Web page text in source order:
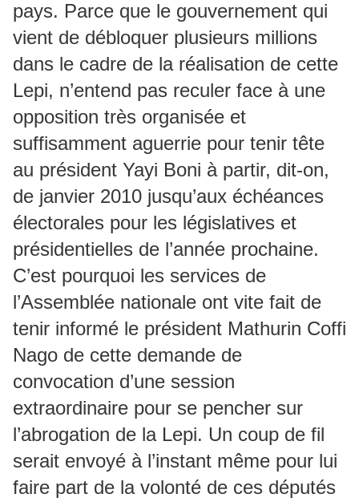
pays. Parce que le gouvernement qui
vient de débloquer plusieurs millions
dans le cadre de la réalisation de cette
Lepi, n’entend pas reculer face à une
opposition très organisée et
suffisamment aguerrie pour tenir tête
au président Yayi Boni à partir, dit-on,
de janvier 2010 jusqu’aux échéances
électorales pour les législatives et
présidentielles de l’année prochaine.
C’est pourquoi les services de
l’Assemblée nationale ont vite fait de
tenir informé le président Mathurin Coffi
Nago de cette demande de
convocation d’une session
extraordinaire pour se pencher sur
l’abrogation de la Lepi. Un coup de fil
serait envoyé à l’instant même pour lui
faire part de la volonté de ces députés